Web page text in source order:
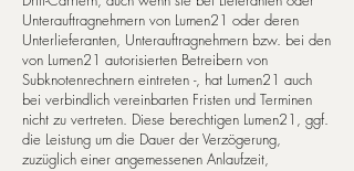
Unterauftragnehmern von Lumen21 oder deren
Unterlieferanten, Unterauftragnehmern bzw. bei den
von Lumen21 autorisierten Betreibern von
Subknotenrechnern eintreten -, hat Lumen21 auch
bei verbindlich vereinbarten Fristen und Terminen
nicht zu vertreten. Diese berechtigen Lumen21, ggf.
die Leistung um die Dauer der Verzögerung,
zuzüglich einer angemessenen Anlaufzeit,